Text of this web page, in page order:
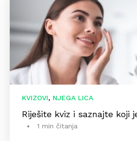
KVIZOVI, NJEGA LICA
Riješite kviz i saznajte koji
1 min čitanja